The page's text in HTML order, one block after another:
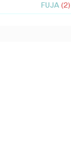
FUJA (2)